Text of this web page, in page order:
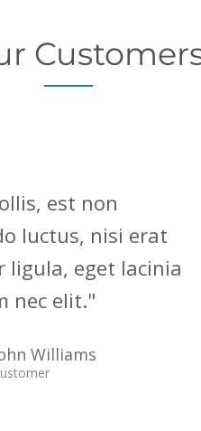
est non
luctus, nisi erat
eget lacinia
nec elit."
Williams